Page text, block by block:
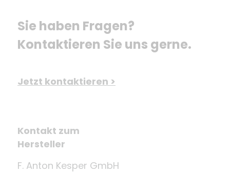
Sie haben Fragen?
Kontaktieren Sie uns gerne.
Jetzt kontaktieren >
Kontakt zum
Hersteller
F. Anton Kesper GmbH